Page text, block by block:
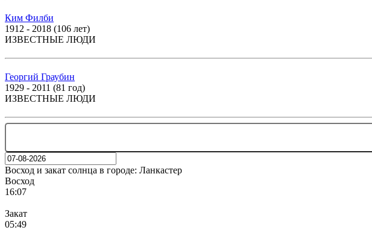
Ким Филби
1912 - 2018 (106 лет)
ИЗВЕСТНЫЕ ЛЮДИ
Георгий Граубин
1929 - 2011 (81 год)
ИЗВЕСТНЫЕ ЛЮДИ
Восход и закат солнца в городе: Ланкастер
Восход
16:07
Закат
05:49